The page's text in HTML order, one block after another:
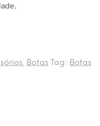
, Botas Tag: Botas